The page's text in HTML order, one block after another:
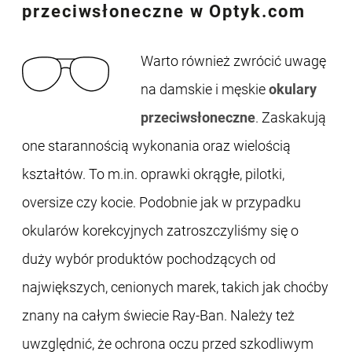
przeciwsłoneczne w Optyk.com
Warto również zwrócić uwagę
na damskie i męskieokulary
przeciwsłoneczne. Zaskakują
one starannością wykonania oraz wielością
kształtów. To m.in. oprawki okrągłe, pilotki,
oversize czy kocie. Podobnie jak w przypadku
okularów korekcyjnych zatroszczyliśmy się o
duży wybór produktów pochodzących od
największych, cenionych marek, takich jak choćby
znany na całym świecie Ray-Ban. Należy też
uwzględnić, że ochrona oczu przed szkodliwym